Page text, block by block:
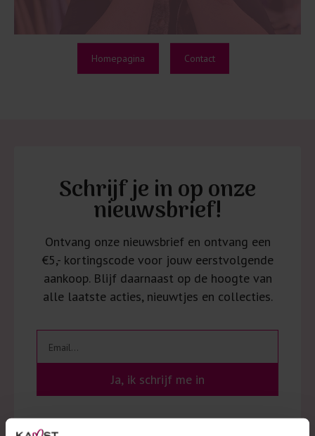
Homepagina Contact
Schrijf je in op onze
nieuwsbrief!
Ontvang onze nieuwsbrief en ontvang een
€5,- kortingscode voor jouw eerstvolgende
aankoop. Blijf daarnaast op de hoogte van
alle laatste acties, nieuwtjes en collecties.
Ja, ik schrijf me in